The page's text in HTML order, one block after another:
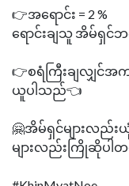
👉အရောင်း = 2 %
ရောင်းချသူ အိမ်ရှ
👉စရံကြီးချလျှင်အ
ယူပါသည်👈
🤗အိမ်ရှင်များလည်
များလည်းကြိုဆိုပါ